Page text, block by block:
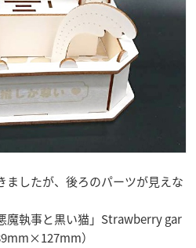
ましたが、後ろのパーツが見えな
魔執事と黒い猫」Strawberry gar
）